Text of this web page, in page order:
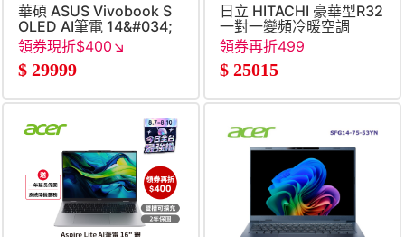
華碩 ASUS Vivobook S
OLED AI筆電 14&#034;
(Intel Core Ultra5-
125H&#47;16G&#47;512G&#47;UMA&#47;W11)
藍
領券現折$400↘
$ 29999
日立 HITACHI 豪華型R32
一對一變頻冷暖空調
領券再折499
$ 25015